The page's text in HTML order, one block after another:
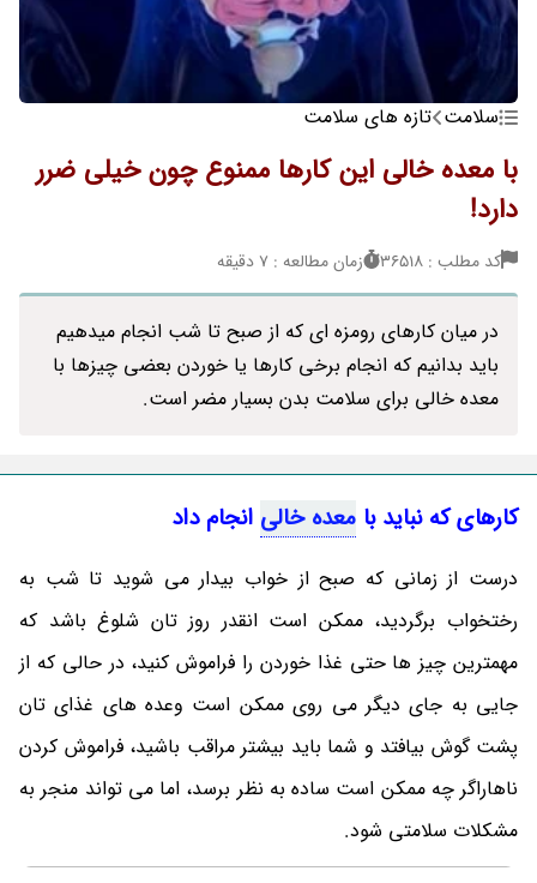
سلامت تازه های سلامت
با معده خالی این کارها ممنوع چون خیلی ضرر
دارد!
کد مطلب : 36518 زمان مطالعه : 7 دقیقه
در میان کارهای رومزه ای که از صبح تا شب انجام میدهیم
باید بدانیم که انجام برخی کارها یا خوردن بعضی چیزها با
معده خالی برای سلامت بدن بسیار مضر است.
کارهای که نباید با معده خالی انجام داد
درست از زمانی که صبح از خواب بیدار می شوید تا شب به
رختخواب برگردید، ممکن است انقدر روز تان شلوغ باشد که
مهمترین چیز ها حتی غذا خوردن را فراموش کنید، در حالی که از
جایی به جای دیگر می روی ممکن است وعده های غذای تان
پشت گوش بیافتد و شما باید بیشتر مراقب باشید، فراموش کردن
ناهاراگر چه ممکن است ساده به نظر برسد، اما می تواند منجر به
مشکلات سلامتی شود.